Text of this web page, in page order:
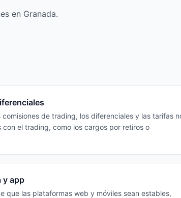
en Granada.
comisiones de trading, los diferenciales y las tarifas
con el trading, como los cargos por retiros o
y app
que las plataformas web y móviles sean estables,